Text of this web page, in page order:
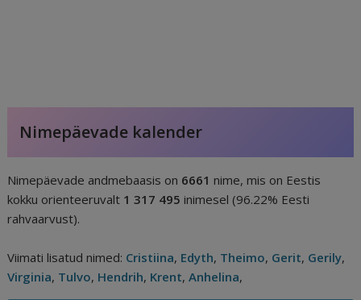
Nimepäevade kalender
Nimepäevade andmebaasis on 6661 nime, mis on Eestis
kokku orienteeruvalt 1 317 495 inimesel (96.22% Eesti
rahvaarvust).
Viimati lisatud nimed: Cristiina, Edyth, Theimo, Gerit, Gerily,
Virginia, Tulvo, Hendrih, Krent,Anhelina,